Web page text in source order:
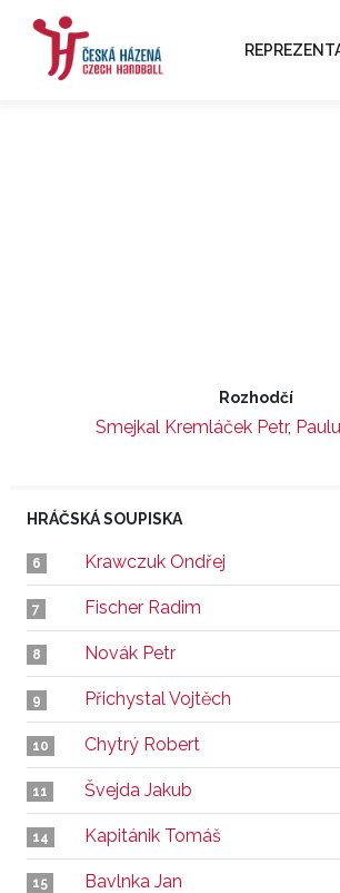
Rozhodčí
Smejkal Kremláček Petr,
HRÁČSKÁ SOUPISKA
6 Krawczuk Ondřej
7 Fischer Radim
8 Novák Petr
9 Přichystal Vojtěch
10 Chytrý Robert
11 Švejda Jakub
14 Kapitánik Tomáš
15 Bavlnka Jan